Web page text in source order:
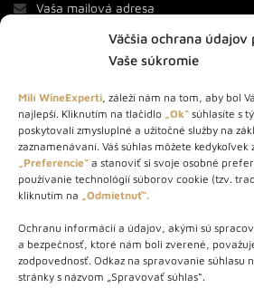
Väčšia ochrana údajov
Vaše súkromie
Milí WineExperti, záleží nám na tom, aby bol
najlepší. Kliknutím na tlačidlo „Ok“ súhlasíte s
poskytovali zmysluplné a užitočné služby na
zaznamenávaní. Váš súhlas môžete kedykoľvek
„Preferencie“ a stanoviť si svoje osobné
používanie technológií súborov cookie (tzv.
kliknutím na „Odmietnuť“.
Ochranu informácií a údajov, akými sú
a bezpečnosť, ktoré nám boli zverené,
zodpovednosť. Odkaz na spravovanie súhlasu
stránky s názvom „Spravovať súhlas“.
O NÁS
STORE – obchod s vínom a destilátmi od
webovej stránke predávame viac ako
produktov.
Info tel.: +421 917 779 888
Vínotéka: +421 917 888 879